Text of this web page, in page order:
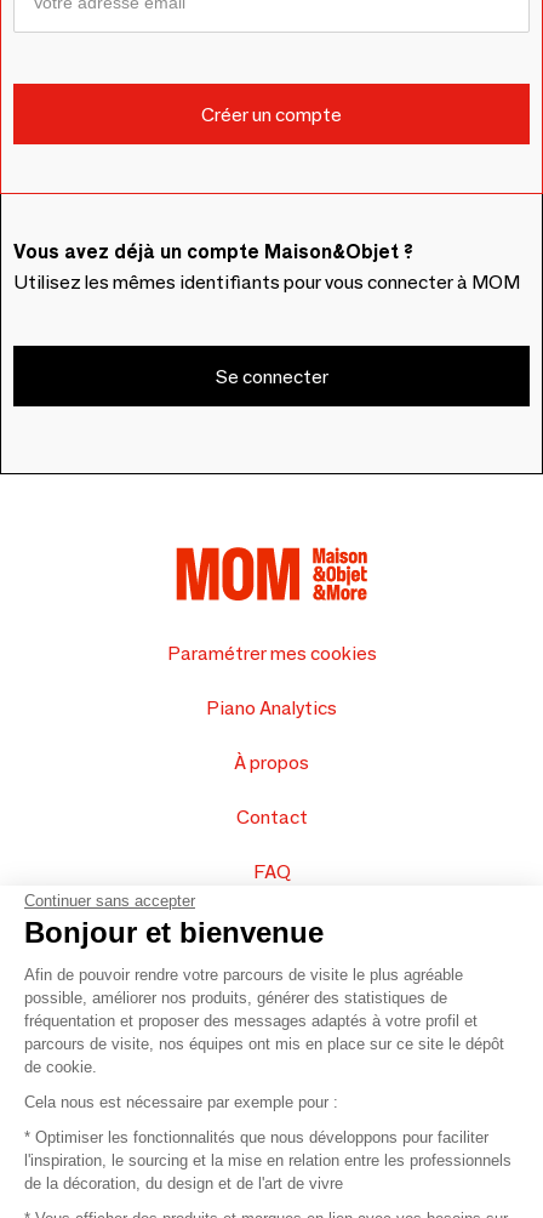
Vous avez déjà un compte Maison&Objet ?
Utilisez les mêmes identifiants pour vous connecter à MOM
Se connecter
Paramétrer mes cookies
Piano Analytics
À propos
Contact
FAQ
Vendez vos produits
Plan du site
© 2016 –Organisation SAFI
Recrutement
Continuer sans accepter
Bonjour et bienvenue
Afin de pouvoir rendre votre parcours de visite le plus agréable
possible, améliorer nos produits, générer des statistiques de
fréquentation et proposer des messages adaptés à votre profil et
parcours de visite, nos équipes ont mis en place sur ce site le dépôt
de cookie.
Cela nous est nécessaire par exemple pour :
* Optimiser les fonctionnalités que nous développons pour faciliter
l'inspiration, le sourcing et la mise en relation entre les professionnels
de la décoration, du design et de l'art de vivre